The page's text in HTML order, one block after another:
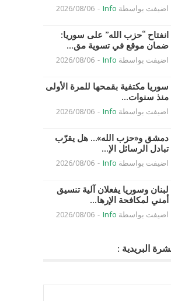
اضيفت بواسطة Info
-
2026/08/06
انفتاح “حزب الله” على سوريا:
ضمان موقع في تسوية مق...
اضيفت بواسطة Info
-
2026/08/06
سوريا مكتفية بقمحها للمرة الأولى
منذ سنوات...
اضيفت بواسطة Info
-
2026/08/06
دمشق و«حزب الله»… هل يقرّب
تبادل الرسائل الإ...
اضيفت بواسطة Info
-
2026/08/06
لبنان وسوريا يفعلان آلية تنسيق
أمني لمكافحة الإرها...
اضيفت بواسطة Info
-
2026/08/06
البريدية :